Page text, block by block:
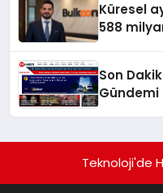
Küresel
588
Son
Gündemi
Teknoloji'de